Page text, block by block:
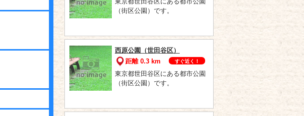
（街区公園）です。
西原公園（世田谷区）
距離 0.3 km
すぐ近く！
東京都世田谷区にある都市公園
（街区公園）です。